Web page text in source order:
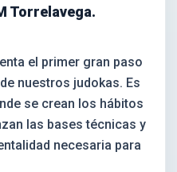
Torrelavega.
el primer gran paso
nuestros judokas. Es
se crean los hábitos
las bases técnicas y
necesaria para